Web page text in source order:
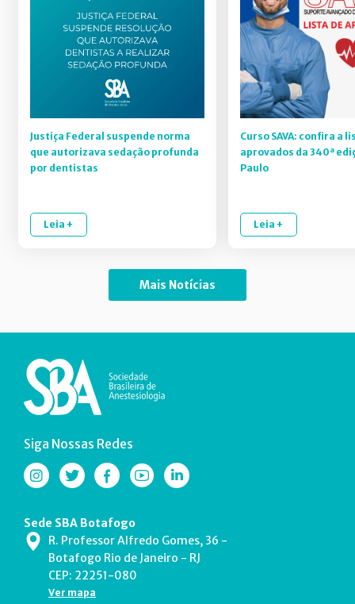
Justiça Federal suspende norma
que autorizava sedação profunda
por dentistas
Leia +
Curso SAVA: confira a
aprovados da 340ª
Paulo
Leia +
Mais Notícias
Siga Nossas Redes
Sede SBA Botafogo
R. Professor Alfredo Gomes, 36 -
Botafogo Rio de Janeiro - RJ
CEP: 22251-080
Ver mapa